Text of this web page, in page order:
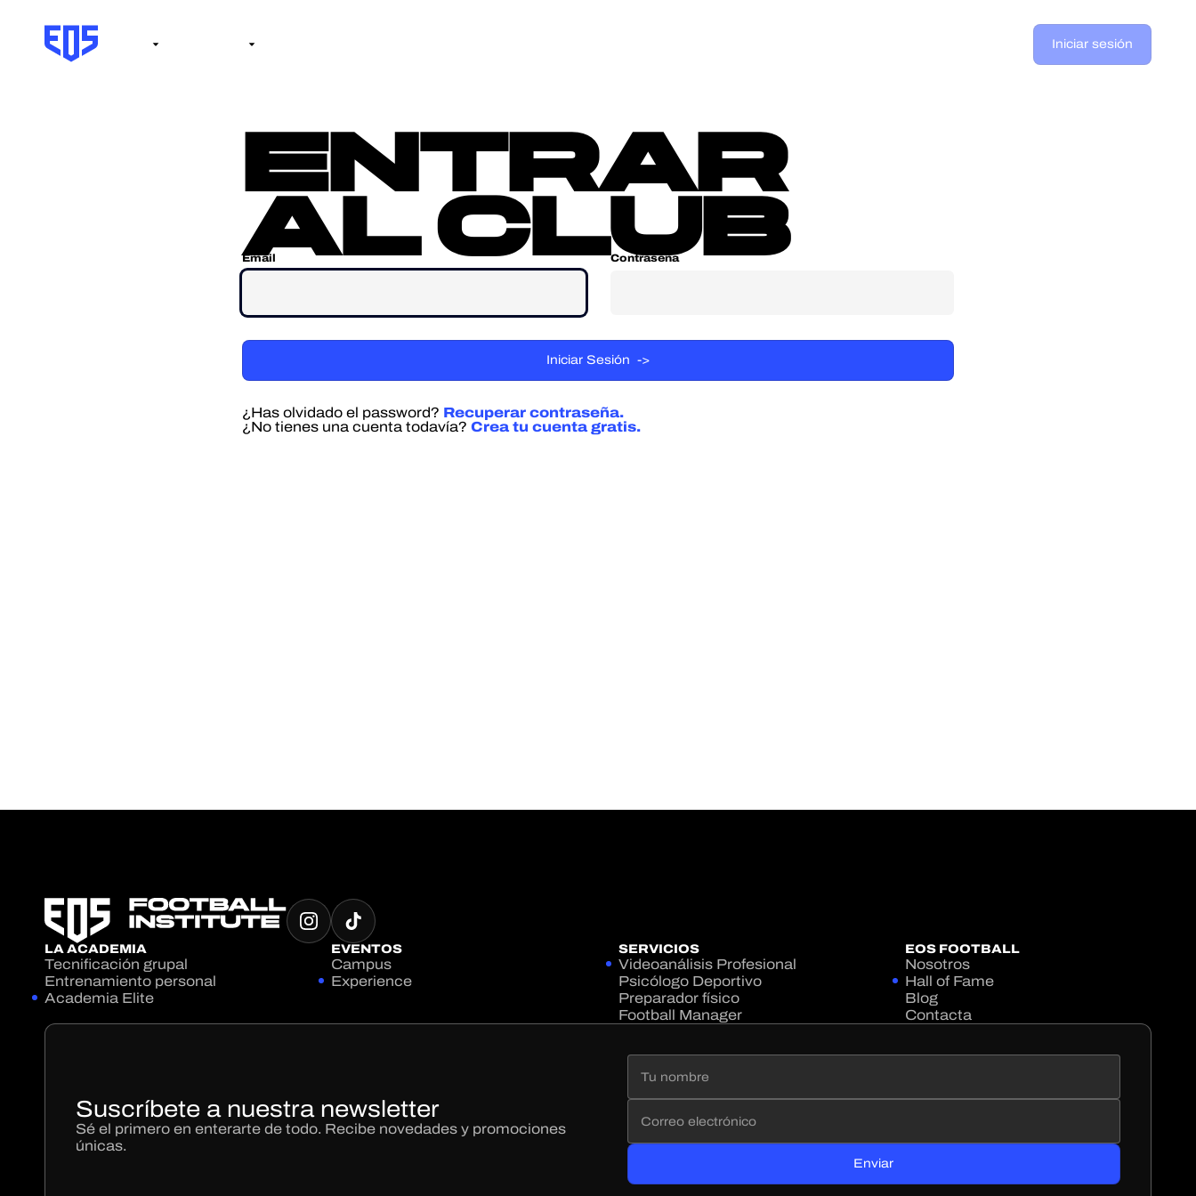
Iniciar sesión
entrar
al club
Email Contraseña
¿Has olvidado el password? Recuperar contraseña.
¿No tienes una cuenta todavía? Crea tu cuenta gratis.
LA ACADEMIA
Tecnificación grupal
Entrenamiento personal
Academia Elite
EVENTOS
Campus
Experience
SERVICIOS
Videoanálisis Profesional
Psicólogo Deportivo
Preparador físico
Football Manager
EOS FOOTBALL
Nosotros
Hall of Fame
Blog
Contacta
Suscríbete a nuestra newsletter
Sé el primero en enterarte de todo. Recibe novedades y promociones
únicas.